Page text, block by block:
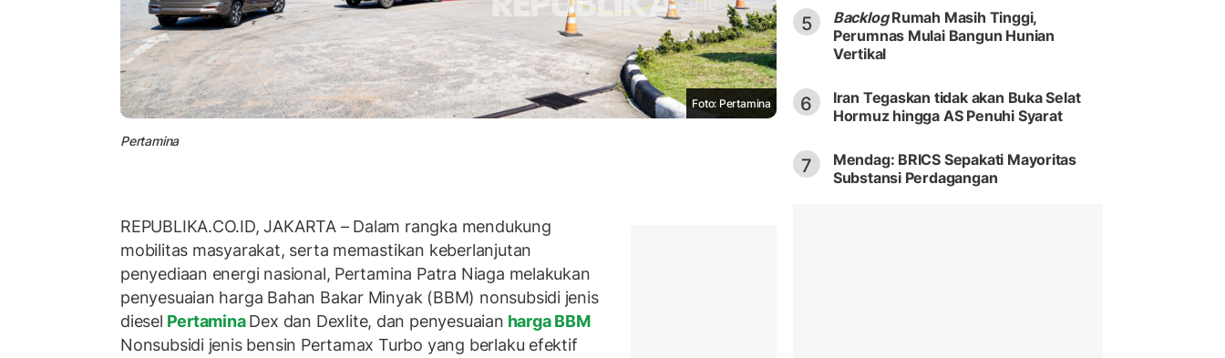
Foto: Pertamina
Pertamina
REPUBLIKA.CO.ID, JAKARTA – Dalam rangka mendukung
mobilitas masyarakat, serta memastikan keberlanjutan
penyediaan energi nasional, Pertamina Patra Niaga melakukan
penyesuaian harga Bahan Bakar Minyak (BBM) nonsubsidi jenis
diesel PertaminaDex dan Dexlite, dan penyesuaian harga BBM
Nonsubsidi jenis bensin Pertamax Turbo yang berlaku efektif
5 BacklogRumah Masih Tinggi,
Perumnas Mulai Bangun Hunian
Vertikal
6
Iran Tegaskan tidak akan Buka Selat
Hormuz hingga AS Penuhi Syarat
7
Mendag: BRICS Sepakati Mayoritas
Substansi Perdagangan